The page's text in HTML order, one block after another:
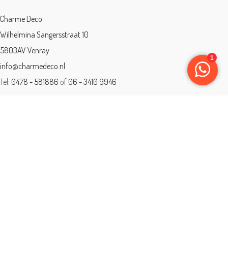
Charme Deco
Wilhelmina Sangersstraat 10
5803AV Venray
info@charmedeco.nl
Tel: 0478 - 581886 of 06 - 3410 9946